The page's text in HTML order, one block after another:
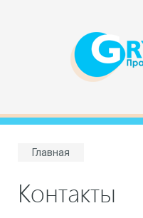
Главная
Контакты